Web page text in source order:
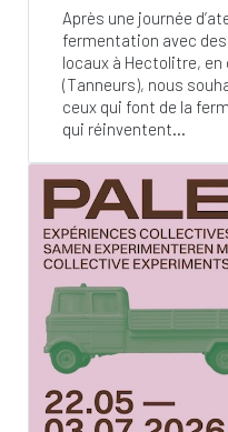
Après une journée
fermentation avec
locaux à Hectolitre,
(Tanneurs), nous
ceux qui font de la
qui réinventent...